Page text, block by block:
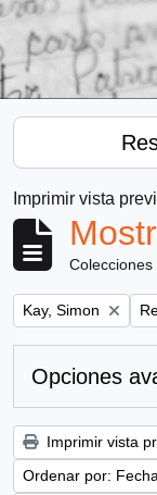
Imprimir vista
Colecciones
Remove filter:
Kay, Simon
Opciones
Imprimir vista
Ordenar por: